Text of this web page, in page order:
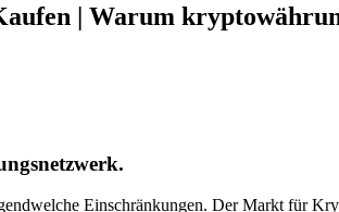
| Warum
Einschränkungen. Der Markt für